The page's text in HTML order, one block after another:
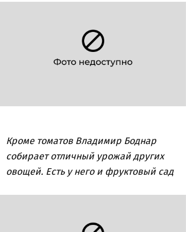
Кроме томатов Владимир Боднар
собирает отличный урожай других
овощей. Есть у него и фруктовый сад